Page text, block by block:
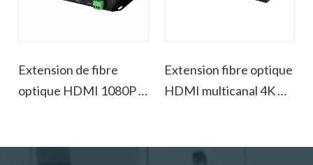
Extension de fibre
optique HDMI 1080P @
Extension fibre optique
HDMI multicanal 4K @